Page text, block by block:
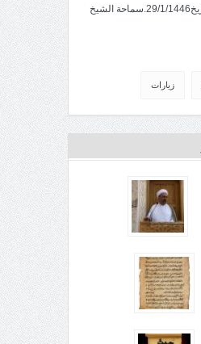
بتاريخ29/1/1446.سماحة الشيخ
زيارات